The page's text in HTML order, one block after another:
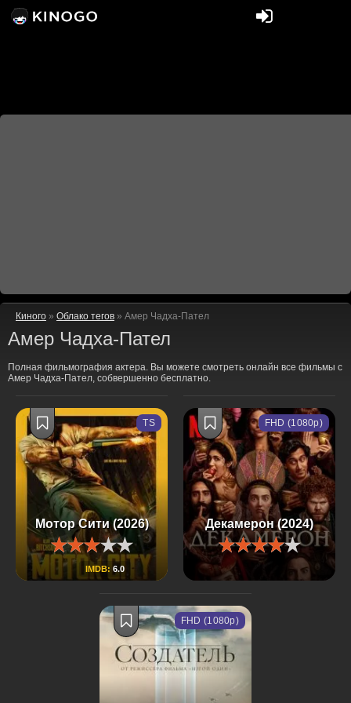
Киного » Облако тегов » Амер Чадха-Пател
Амер Чадха-Пател
Полная фильмография актера. Вы можете смотреть онлайн все фильмы с
Амер Чадха-Пател, собвершенно бесплатно.
Мотор Сити (2026)
IMDB: 6.0
TS
Декамерон (2024)
FHD (1080p)
FHD (1080p)